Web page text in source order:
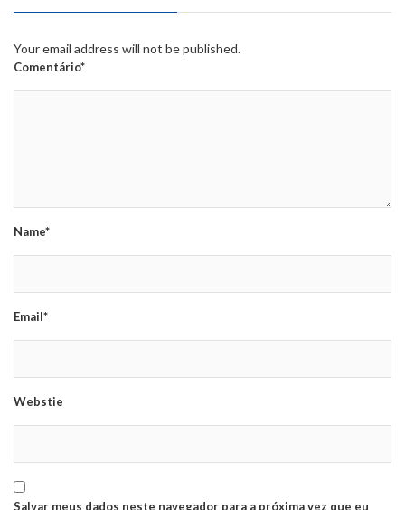
Your email address will not be published.
Comentário*
Name*
Email*
Webstie
Salvar meus dados neste navegador para a próxima vez que eu